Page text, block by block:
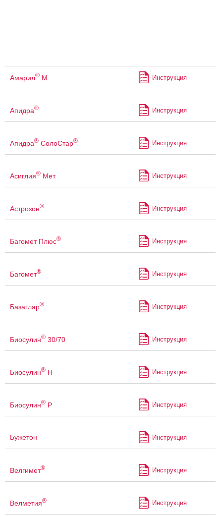
Амарил® М Инструкция
Апидра® Инструкция
Апидра® СолоСтар® Инструкция
Асиглия® Мет Инструкция
Астрозон® Инструкция
Багомет Плюс® Инструкция
Багомет® Инструкция
Базаглар® Инструкция
Биосулин® 30/70 Инструкция
Биосулин® Н Инструкция
Биосулин® Р Инструкция
Бужетон Инструкция
Велгимет® Инструкция
Велметия® Инструкция